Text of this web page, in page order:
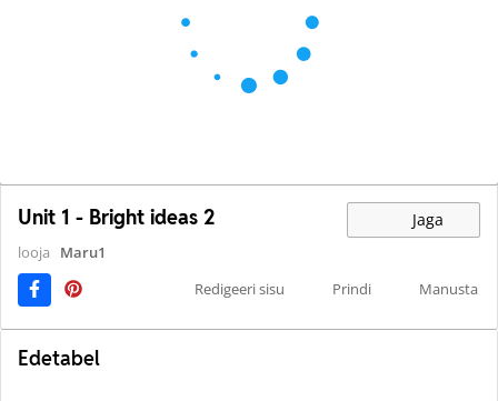
Unit 1 - Bright ideas 2 Jaga
looja
Maru1
Redigeeri sisu
Prindi Manusta
Edetabel